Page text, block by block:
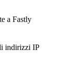
a Fastly
indirizzi IP